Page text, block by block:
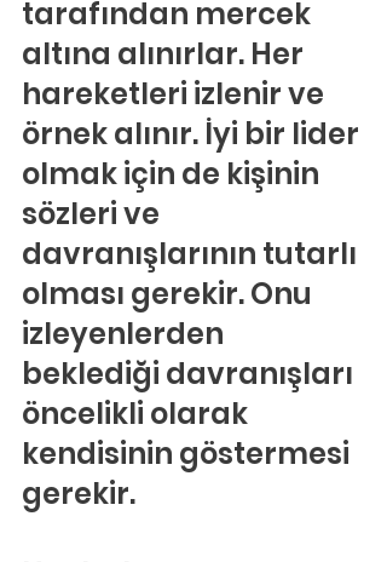
tarafından mercek
altına alınırlar. Her
hareketleri izlenir ve
örnek alınır. İyi bir lider
olmak için de kişinin
sözleri ve
davranışlarının tutarlı
olması gerekir. Onu
izleyenlerden
beklediği davranışları
öncelikli olarak
kendisinin göstermesi
gerekir.